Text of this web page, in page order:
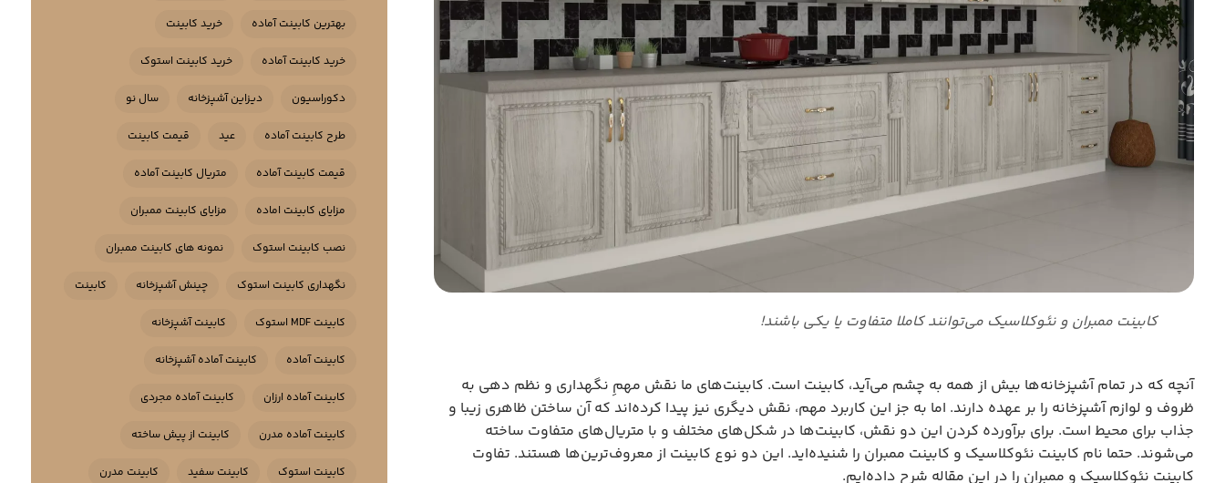
کابینت ممبران و نئوکلاسیک می‌توانند کاملا متفاوت یا یکی باشند!
آنچه که در تمام آشپزخانه‌ها بیش از همه به چشم می‌آید، کابینت است. کابینت‌های ما نقش مهمِ نگهداری و نظم دهی به
ظروف و لوازم آشپزخانه را بر عهده دارند. اما به جز این کاربرد مهم، نقش دیگری نیز پیدا کرده‌اند که آن ساختن ظاهری زیبا و
جذاب برای محیط است. برای برآورده کردن این دو نقش، کابینت‌ها در شکل‌های مختلف و با متریال‌های متفاوت ساخته
می‌شوند. حتما نام کابینت نئوکلاسیک و کابینت ممبران را شنیده‌اید. این دو نوع کابینت از معروف‌ترین‌ها هستند. تفاوت
کابینت نئوکلاسیک و ممبران را در این مقاله شرح داده‌ایم.
بهترین کابینت آماده خرید کابینت
خرید کابینت آماده خرید کابینت استوک
دکوراسیون دیزاین آشپزخانه سال نو
طرح کابینت آماده عید قیمت کابینت
قیمت کابینت آماده متریال کابینت آماده
مزایای کابینت اماده مزایای کابینت ممبران
نصب کابینت استوک نمونه های کابینت ممبران
نگهداری کابینت استوک چینش آشپزخانه کابینت
کابینت MDF استوک کابینت آشپزخانه
کابینت آماده کابینت آماده آشپزخانه
کابینت آماده ارزان کابینت آماده مجردی
کابینت آماده مدرن کابینت از پیش ساخته
کابینت استوک کابینت سفید کابینت مدرن